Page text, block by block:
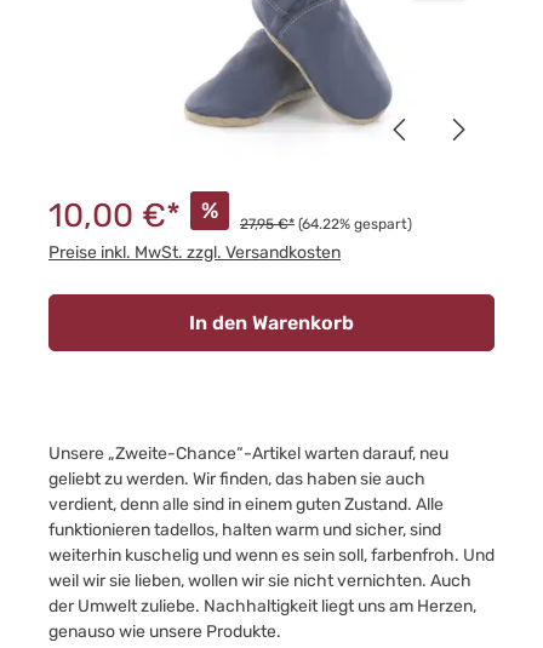
10,00 €* % 27,95 €* (64.22% gespart)
Preise inkl. MwSt. zzgl. Versandkosten
In den Warenkorb
Unsere „Zweite-Chance“-Artikel warten darauf, neu
geliebt zu werden. Wir finden, das haben sie auch
verdient, denn alle sind in einem guten Zustand. Alle
funktionieren tadellos, halten warm und sicher, sind
weiterhin kuschelig und wenn es sein soll, farbenfroh. Und
weil wir sie lieben, wollen wir sie nicht vernichten. Auch
der Umwelt zuliebe. Nachhaltigkeit liegt uns am Herzen,
genauso wie unsere Produkte.